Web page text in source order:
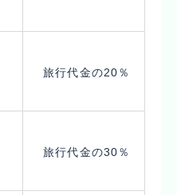
旅行代金の20％
旅行代金の30％